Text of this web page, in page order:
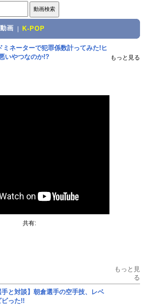
画 K-POP
ミネーターで犯罪係数計ってみた!ヒ
いやつなのか!?
もっと見る
共有:
もっと見
る
手と対談】朝倉選手の空手技、レベ
った!!